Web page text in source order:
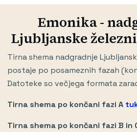
Emonika -
Ljubljanske
Tirna shema nadgradnje
postaje po posameznih fazah
Datoteke so večjega formata
Tirna shema po končani fazi A
Tirna shema po končani fazi B in